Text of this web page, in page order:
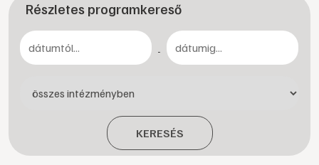
Részletes programkereső
-
KERESÉS